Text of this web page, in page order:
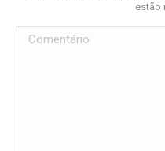
estão
Comentário